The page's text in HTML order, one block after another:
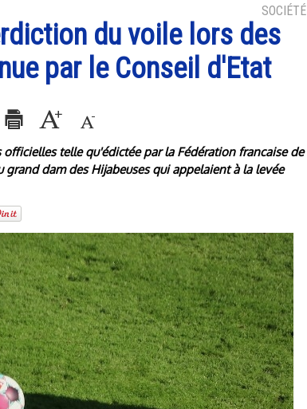
SOCIÉTÉ
du voile lors des
par le Conseil d'Etat
telle qu'édictée par la Fédération francaise de
dam des Hijabeuses qui appelaient à la levée